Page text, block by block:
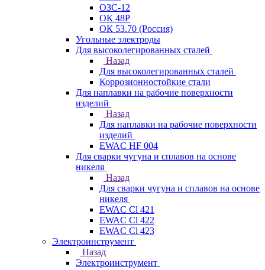
ОЗС-12
ОК 48Р
ОК 53.70 (Россия)
Угольные электроды
Для высоколегированных сталей
Назад
Для высоколегированных сталей
Коррозионностойкие стали
Для наплавки на рабочие поверхности
изделий
Назад
Для наплавки на рабочие поверхности
изделий
EWAC HF 004
Для сварки чугуна и сплавов на основе
никеля
Назад
Для сварки чугуна и сплавов на основе
никеля
EWAC Cl 421
EWAC Cl 422
EWAC Cl 423
Электроинструмент
Назад
Электроинструмент